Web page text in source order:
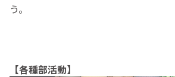
う。
【各種部活動】